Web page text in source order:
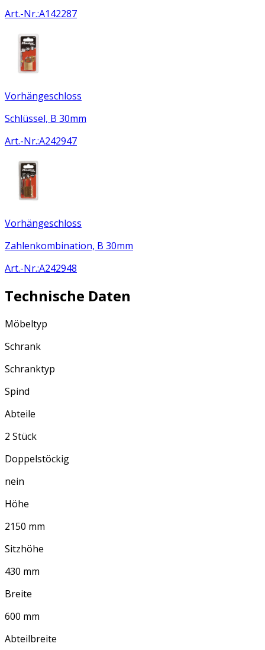
Art.-Nr.:A142287
Vorhängeschloss
Schlüssel, B 30mm
Art.-Nr.:A242947
Vorhängeschloss
Zahlenkombination, B 30mm
Art.-Nr.:A242948
Technische Daten
Möbeltyp
Schrank
Schranktyp
Spind
Abteile
2 Stück
Doppelstöckig
nein
Höhe
2150 mm
Sitzhöhe
430 mm
Breite
600 mm
Abteilbreite